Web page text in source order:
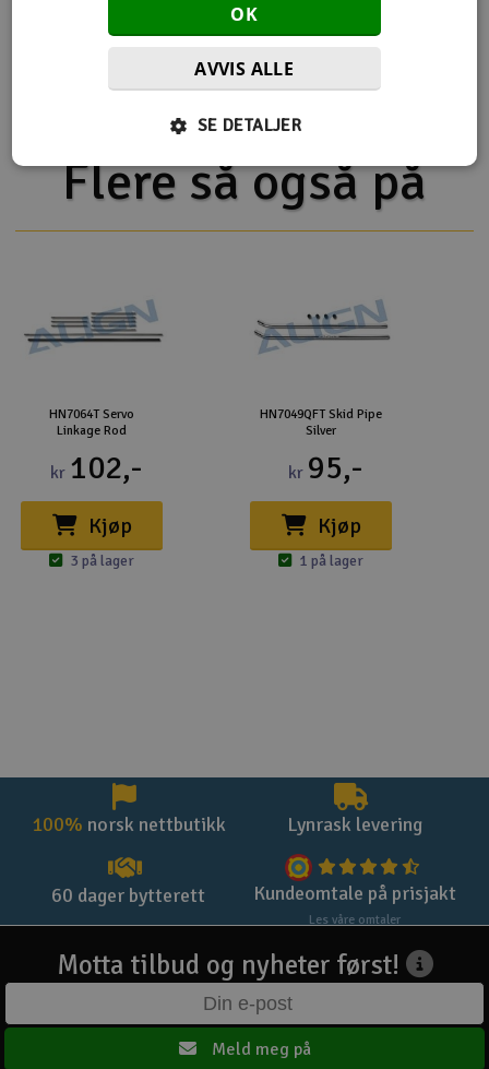
Gavekort
Produktet er
Reservedeler Align T-Rex 700
Flere så også på
HN7064T Servo
Linkage Rod
kr 102,-
Kjøp
3 på lager
HN7049QFT Skid Pipe
Silver
kr 95,-
Kjøp
1 på lager
100% norsk nettbutikk Lynrask levering
60 dager bytterett Kundeomtale på prisjakt
Les våre omtaler
Motta tilbud og nyheter først!
Meld meg på
OK
AVVIS ALLE
SE DETALJER